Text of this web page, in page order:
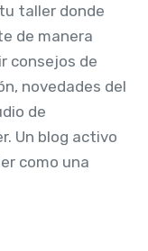
taller donde
de manera
consejos de
novedades del
de
Un blog activo
como una